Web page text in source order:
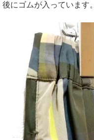
後にゴムが入っています。